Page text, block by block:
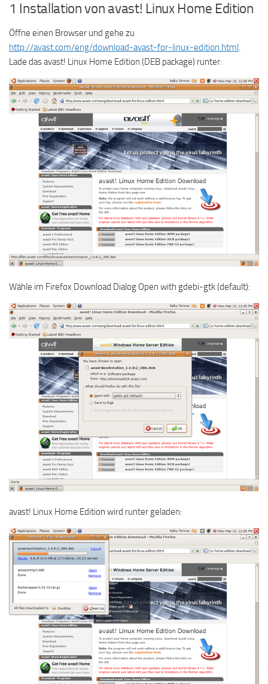
1 Installation von avast! Linux Home Edition
Öffne einen Browser und gehe zu
http://avast.com/eng/download-avast-for-linux-edition.html.
Lade das avast! Linux Home Edition (DEB package) runter:
Wähle im Firefox Download Dialog Open with gdebi-gtk (default):
avast! Linux Home Edition wird runter geladen: